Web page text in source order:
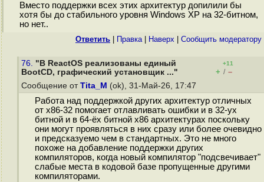
Вместо поддержки всех этих архитектур допилили бы
хотя бы до стабильного уровня Windows XP на 32-битном,
но нет..
Ответить Правка| Наверх Cообщить модератору
76. "В ReactOS реализованы единый
BootCD, графический установщик ..."
+11
+ / –
Сообщение от Tita_M (ok), 31-Май-26, 17:47
Работа над поддержкой других архитектур отличных
от x86-32 помогает отлавливать ошибки и в 32-ух
битной и в 64-ёх битной x86 архитектурах поскольку
они могут проявляться в них сразу или более очевидно
и предсказуемо чем в стандартных. Это не много
похоже на добавление поддержки других
компиляторов, когда новый компилятор "подсвечивает"
слабые места в кодовой базе пропущенные другими
компиляторами.